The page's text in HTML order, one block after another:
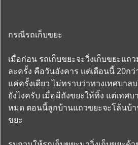
กรณีรถเก็บขยะ
เมื่อก่อน รถเก็บขยะจะวิ่งเก็บขยะแถ
ละครั้ง คือวันอังคาร แต่เดือนนี้ 20กว่
แค่ครั้งเดียว ไม่ทราบว่าทางเทศบาล
ยังไงครับ เมื่อมีถังขยะให้ทิ้ง แต่เทศบ
หมด ตอนนี้ลูกบ้านแถวขยะจะโล้นบ้า
ขยะ